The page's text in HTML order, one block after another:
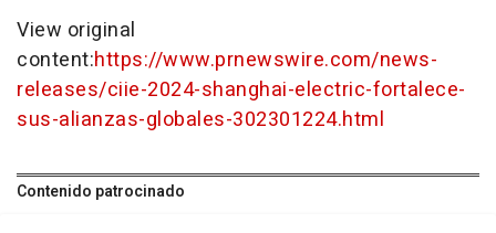
View original
content:https://www.prnewswire.com/news-
releases/ciie-2024-shanghai-electric-fortalece-
sus-alianzas-globales-302301224.html
Contenido patrocinado